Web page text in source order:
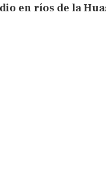
en ríos de la